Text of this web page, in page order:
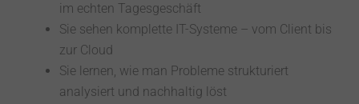
im echten Tagesgeschäft
Sie sehen komplette IT-Systeme – vom Client bis
zur Cloud
Sie lernen, wie man Probleme strukturiert
analysiert und nachhaltig löst